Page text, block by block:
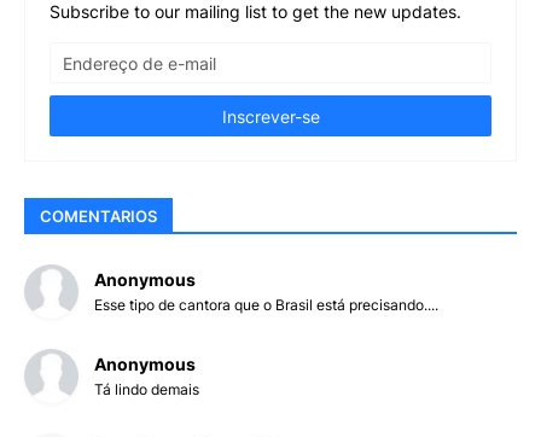
Subscribe to our mailing list to get the new updates.
COMENTARIOS
Anonymous
Esse tipo de cantora que o Brasil está precisando....
Anonymous
Tá lindo demais